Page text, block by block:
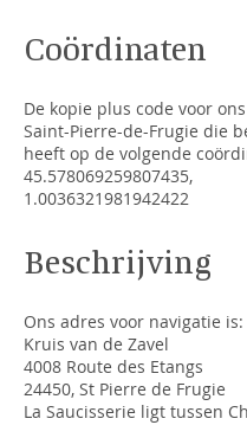
Coördinaten
De kopie plus code voor
Saint-Pierre-de-Frugie die
heeft op de volgende
45.578069259807435,
1.0036321981942422
Beschrijving
Ons adres voor navigatie is:
Kruis van de Zavel
4008 Route des Etangs
24450, St Pierre de Frugie
La Saucisserie ligt tussen